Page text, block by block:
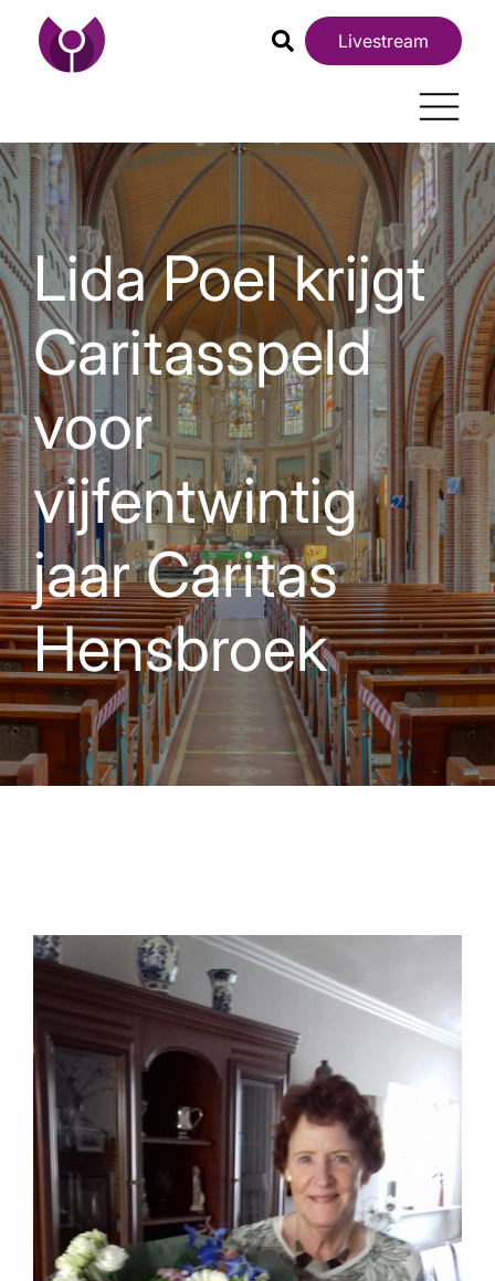
Livestream
Lida Poel krijgt
Caritasspeld
voor
vijfentwintig
jaar Caritas
Hensbroek